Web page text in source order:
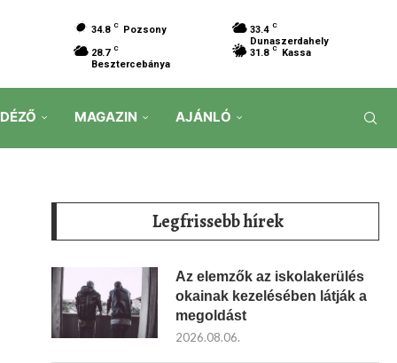
34.8 C Pozsony 33.4 C
Dunaszerdahely
28.7 C
Besztercebánya
31.8 C Kassa
MAGAZIN AJÁNLÓ
Legfrissebb hírek
Az elemzők az iskolakerülés
okainak kezelésében látják a
megoldást
2026.08.06.